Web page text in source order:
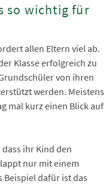
so wichtig für
allen Eltern viel ab.
Klasse erfolgreich zu
von ihren
werden. Meistens
mal kurz einen Blick auf
ihr Kind den
nur mit einem
Beispiel dafür ist das